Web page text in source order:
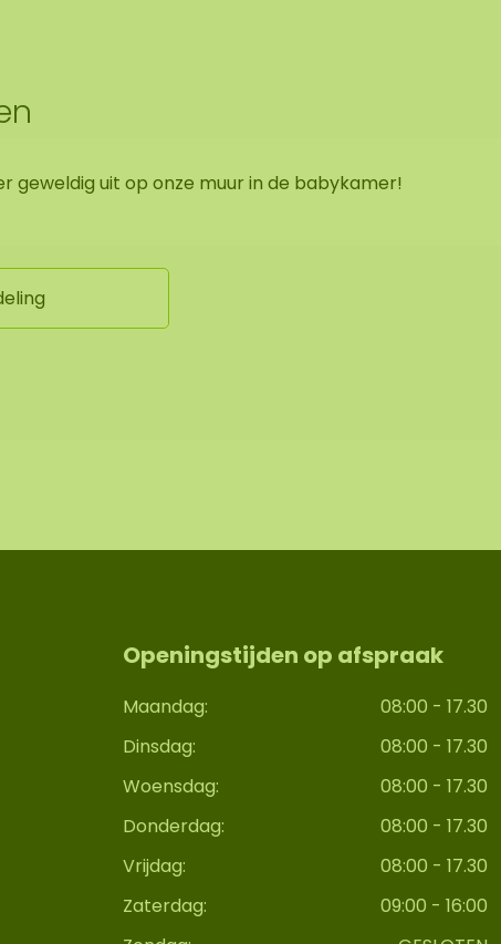
geweldig uit op onze muur in de babykamer!
Openingstijden op afspraak
Maandag:
08:00 - 17.30
Dinsdag:
08:00 - 17.30
Woensdag:
08:00 - 17.30
Donderdag:
08:00 - 17.30
Vrijdag:
08:00 - 17.30
Zaterdag:
09:00 - 16:00